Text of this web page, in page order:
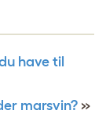
have til
marsvin? »